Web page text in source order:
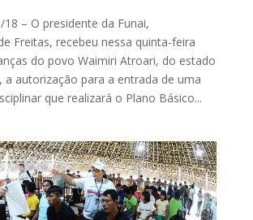
18 – O presidente da Funai,
Freitas, recebeu nessa quinta-feira
do povo Waimiri Atroari, do estado
a autorização para a entrada de uma
que realizará o Plano Básico...